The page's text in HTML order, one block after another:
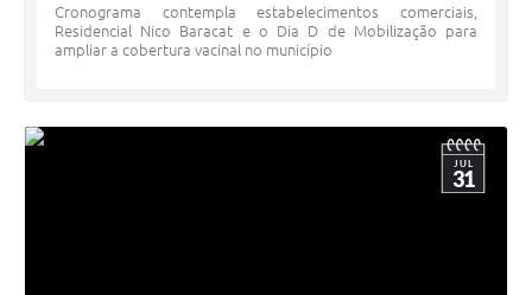
Cronograma contempla estabelecimentos comerciais,
Residencial Nico Baracat e o Dia D de Mobilização para
ampliar a cobertura vacinal no município
JUL
31